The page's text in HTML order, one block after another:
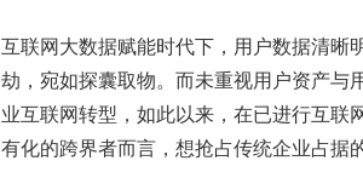
互联网大数据赋能时代下，用户数据清晰
劫，宛如探囊取物。而未重视用户资产与
业互联网转型，如此以来，在已进行互联
有化的跨界者而言，想抢占传统企业占据